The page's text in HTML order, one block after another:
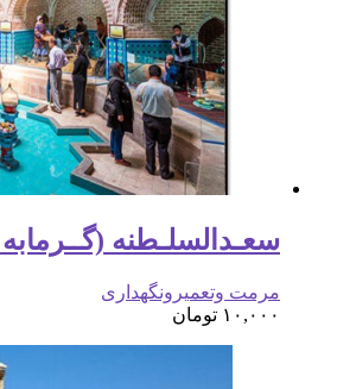
سعـدالسلـطنه
مرمت وتعمیرونگهداری
۱۰,۰۰۰ تومان